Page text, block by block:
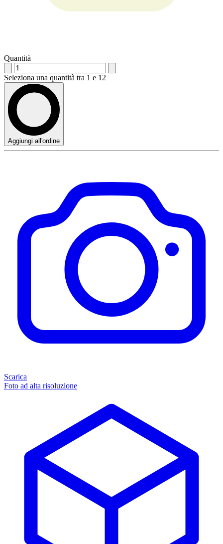
Quantità
Seleziona una quantità tra 1 e 12
Aggiungi all'ordine
Scarica
Foto ad alta risoluzione